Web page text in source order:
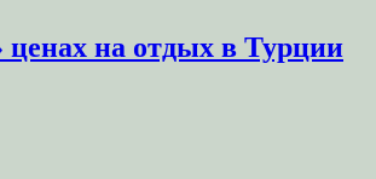
ценах на отдых в Турции